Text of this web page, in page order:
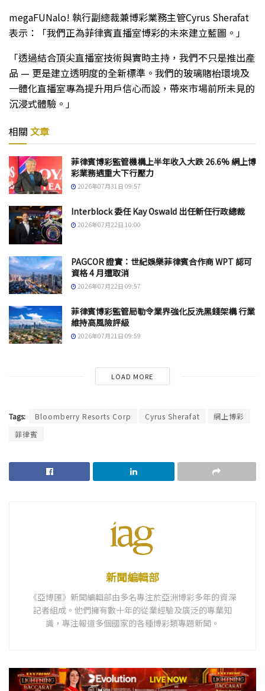
megaFUNalo! 執行副總裁兼博彩業務主管Cyrus Sherafat
表示：「我們正為菲律賓直播室博彩的未來建立藍圖。」
「透過結合頂尖直播室技術與實時主持，我們不只是推出產
品 — 更是建立透明度的全新標準。我們的玻璃賭枱環境及
一體化直播室專為提升用戶信心而設，帶來市場前所未見的
沉浸式體驗。」
相關 文章
菲律賓博彩監管機構上半年收入大跌 26.6% 網上博
彩業務遇重大下行壓力
2026年07月31日 09:57
Interblock 委任 Kay Oswald 出任新任行政總裁
2026年07月22日 10:00
PAGCOR 證實：世紀娛樂菲律賓合作商 WPT 認可
資格 4 月遭取消
2026年07月22日 09:57
菲律賓博彩監管局勒令業界強化反洗黑錢架構 行業
維持高風險評級
2026年07月21日 09:59
LOAD MORE
Tags: Bloomberry Resorts Corp Cyrus Sherafat
網上博彩
菲律賓
新聞編輯部
《亞博匯》新聞編輯部由多名專注於亞洲博彩多年的資深
記者組成。他們擁有數十年的從業經驗及廣泛的專業知
識，專注報道多個國家的各種博彩類專題新聞。